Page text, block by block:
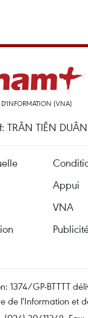
(VNA)
TRÂN TIÊN DUÂN
Appui
VNA
1374/GP-BTTTT
de l'Information et